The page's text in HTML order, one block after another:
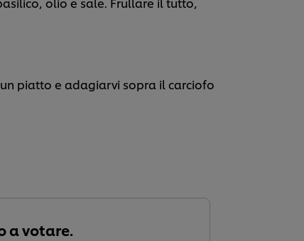
piatto e adagiarvi sopra il carciofo
a votare.